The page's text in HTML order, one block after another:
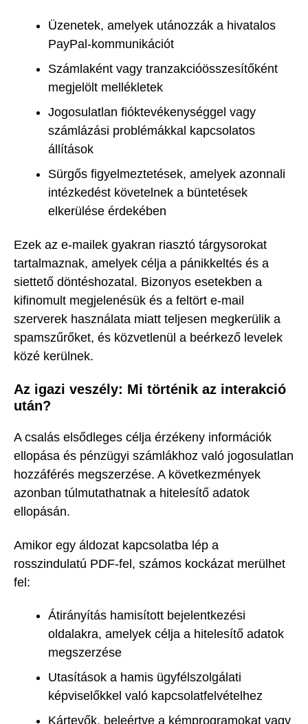
Üzenetek, amelyek utánozzák a hivatalos
PayPal-kommunikációt
Számlaként vagy tranzakcióösszesítőként
megjelölt mellékletek
Jogosulatlan fióktevékenységgel vagy
számlázási problémákkal kapcsolatos
állítások
Sürgős figyelmeztetések, amelyek azonnali
intézkedést követelnek a büntetések
elkerülése érdekében
Ezek az e-mailek gyakran riasztó tárgysorokat
tartalmaznak, amelyek célja a pánikkeltés és a
siettető döntéshozatal. Bizonyos esetekben a
kifinomult megjelenésük és a feltört e-mail
szerverek használata miatt teljesen megkerülik a
spamszűrőket, és közvetlenül a beérkező levelek
közé kerülnek.
Az igazi veszély: Mi történik az interakció
után?
A csalás elsődleges célja érzékeny információk
ellopása és pénzügyi számlákhoz való jogosulatlan
hozzáférés megszerzése. A következmények
azonban túlmutathatnak a hitelesítő adatok
ellopásán.
Amikor egy áldozat kapcsolatba lép a
rosszindulatú PDF-fel, számos kockázat merülhet
fel:
Átirányítás hamisított bejelentkezési
oldalakra, amelyek célja a hitelesítő adatok
megszerzése
Utasítások a hamis ügyfélszolgálati
képviselőkkel való kapcsolatfelvételhez
Kártevők, beleértve a kémprogramokat vagy